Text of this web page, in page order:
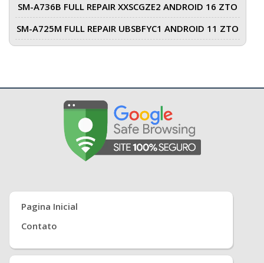
SM-A736B FULL REPAIR XXSCGZE2 ANDROID 16 ZTO
SM-A725M FULL REPAIR UBSBFYC1 ANDROID 11 ZTO
Pagina Inicial
Contato